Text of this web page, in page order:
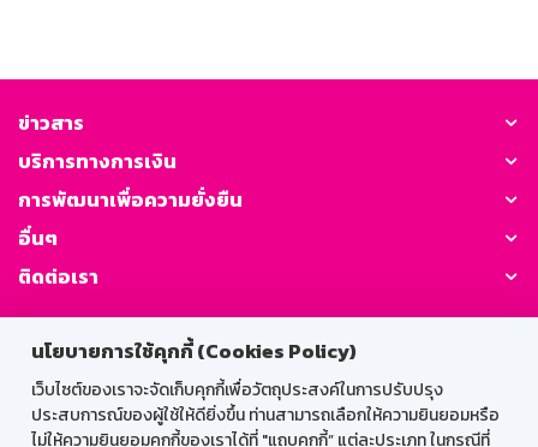
นโยบายการใช้คุกกี้ (Cookies Policy)
เว็บไซต์ของเราจะจัดเก็บคุกกี้เพื่อวัตถุประสงค์ในการปรับปรุง
ประสบการณ์ของผู้ใช้ให้ดียิ่งขึ้น ท่านสามารถเลือกให้ความยินยอมหรือ
ไม่ให้ความยินยอมคุกกี้ของเราได้ที่ "แถบคุกกี้” แต่ละประเภท ในกรณีที่
ข่าวสาร
บริการทางการเงิน
การพัฒนาเพื่อความยั่งยืน
อื่นๆ
ติดต่อเรา
GSB Society:
สำหรับพนักงาน